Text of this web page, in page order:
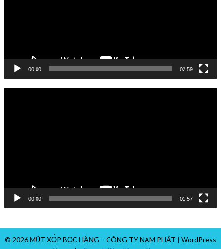
00:00 02:59
00:00 01:57
© 2026 MÚT XỐP BỌC HÀNG – CÔNG TY NAM PHÁT | WordPress